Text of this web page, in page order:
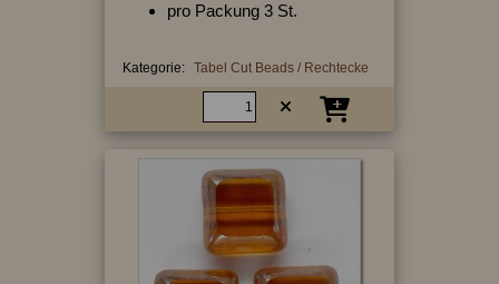
pro Packung 3 St.
Kategorie: Tabel Cut Beads / Rechtecke